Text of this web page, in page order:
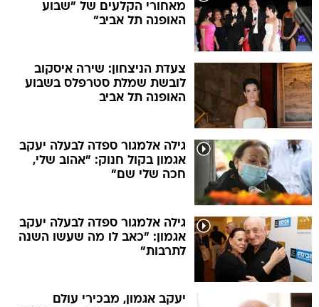
מאחורי הקלעים של "שבוע
האופנה תל אביב"
צעדת הניצחון: שירה איסקוב
לובשת שמלת סטרפלס בשבוע
האופנה תל אביב
גילה אלמגור ספדה לבעלה יעקב
אגמון בקול חנוק: "אהוב שלי,
חכה שלי שם"
גילה אלמגור ספדה לבעלה יעקב
אגמון: "כאב לו מה שעשו השנה
לתרבות"
יעקב אגמון, מבכירי עולם